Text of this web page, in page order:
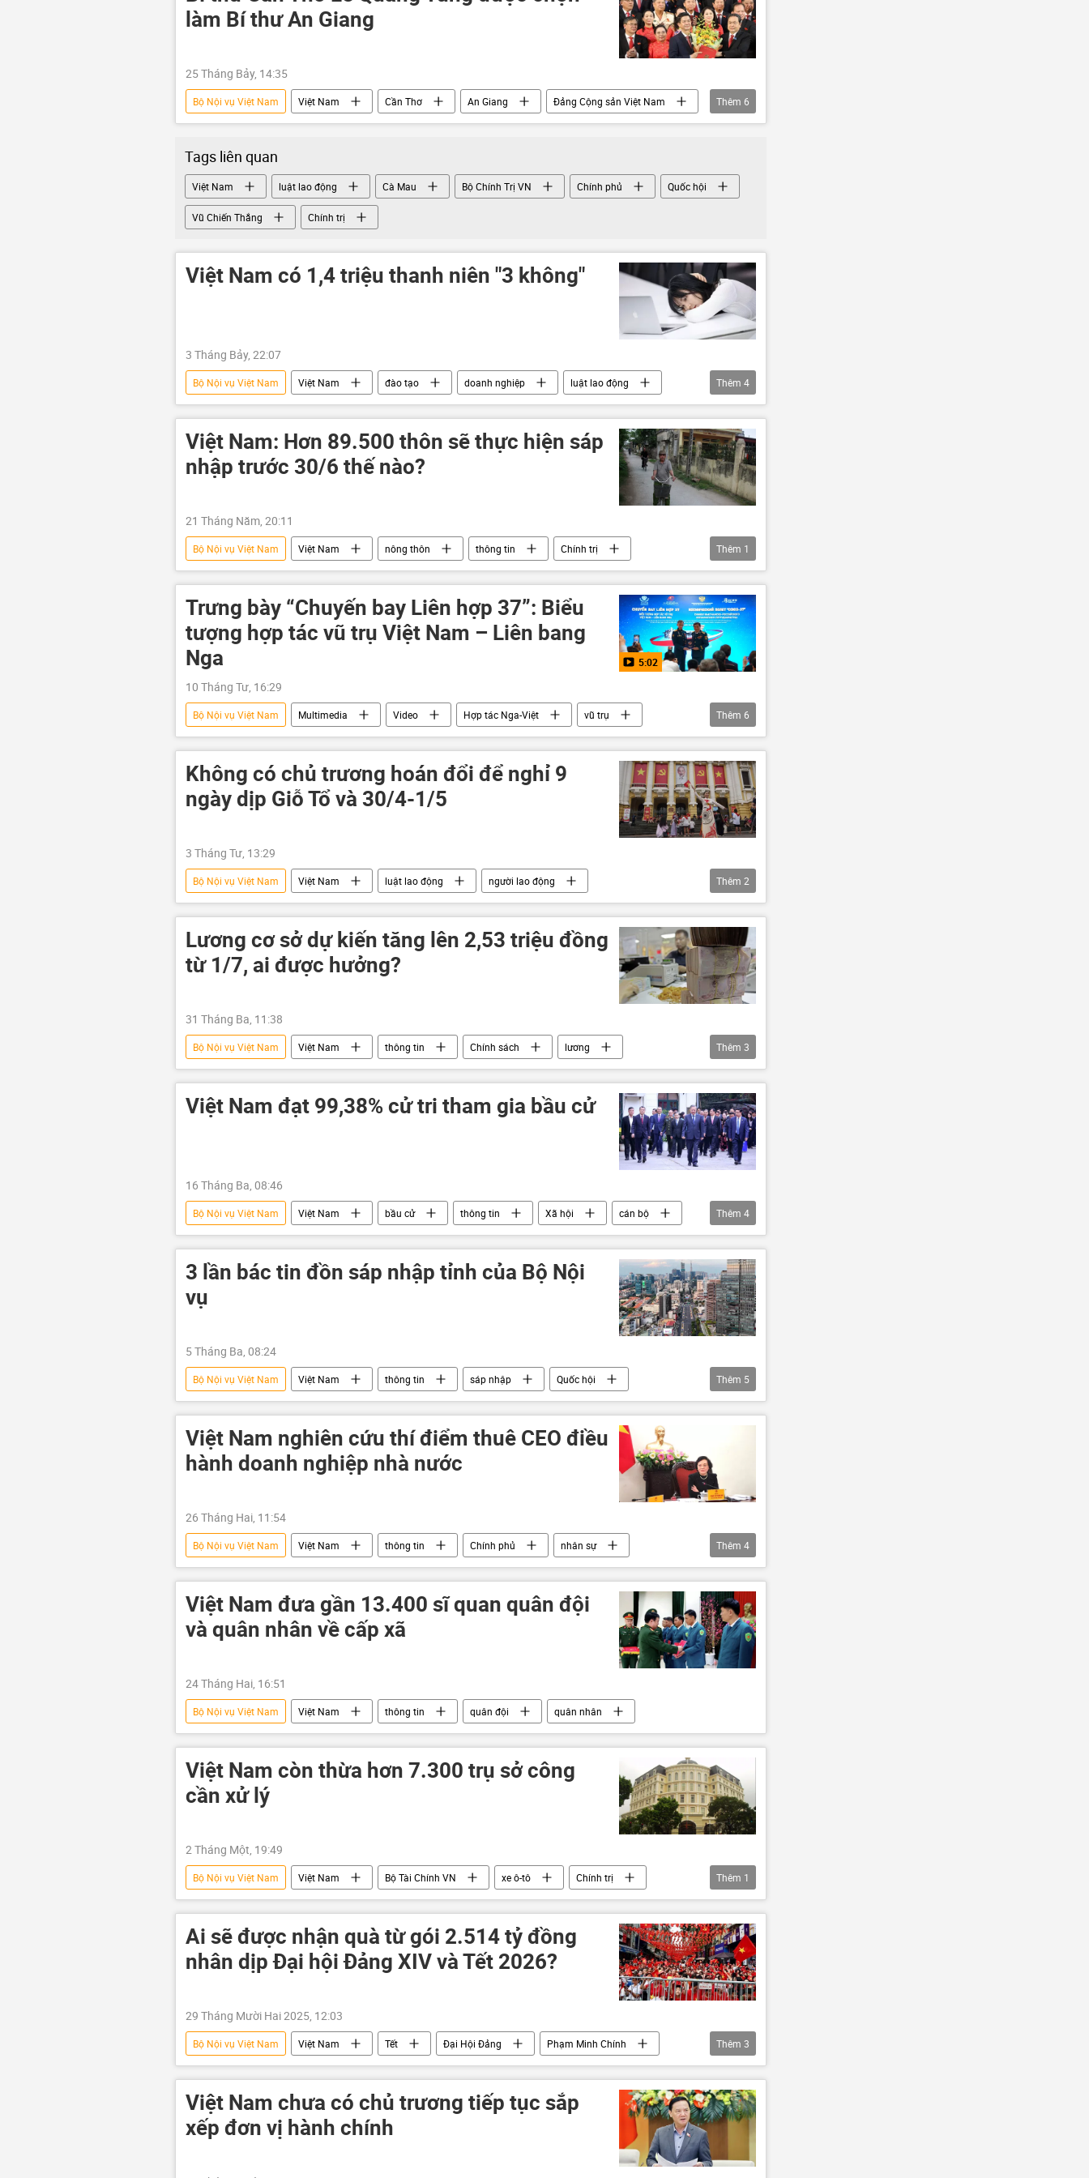
làm Bí thư An Giang
25 Tháng Bảy, 14:35
Bộ Nội vụ Việt Nam Việt Nam Cần Thơ An Giang
Đảng Cộng sản Việt Nam
Hà Tĩnh
Quảng Ninh Bộ Văn hóa Thể thao và Du lịch
Quảng Trị
Quốc hội Việt Nam
Thêm 6
Tags liên quan
Việt Nam luật lao động Cà Mau Bộ Chính Trị VN Chính phủ Quốc hội
Vũ Chiến Thắng Chính trị
Việt Nam có 1,4 triệu thanh niên "3 không"
3 Tháng Bảy, 22:07
Bộ Nội vụ Việt Nam Việt Nam đào tạo doanh nghiệp
luật lao động
Xã hội
Công nghiệp Chính sách thủy sản
Thêm 4
Việt Nam: Hơn 89.500 thôn sẽ thực hiện sáp
nhập trước 30/6 thế nào?
21 Tháng Năm, 20:11
Bộ Nội vụ Việt Nam Việt Nam nông thôn thông tin
Chính trị
sáp nhập
Thêm 1
Trưng bày “Chuyến bay Liên hợp 37”: Biểu
tượng hợp tác vũ trụ Việt Nam – Liên bang
Nga
5:02
10 Tháng Tư, 16:29
Bộ Nội vụ Việt Nam Multimedia Video Hợp tác Nga-Việt
vũ trụ
Yuri Gagarin
Phạm Tuân hàng không Soyuz-37
Việt Nam
Liên bang Nga
Thêm 6
Không có chủ trương hoán đổi để nghỉ 9
ngày dịp Giỗ Tổ và 30/4-1/5
3 Tháng Tư, 13:29
Bộ Nội vụ Việt Nam Việt Nam luật lao động
người lao động
năng suất lao động
Bộ Văn hóa Thể thao và Du lịch
Thêm 2
Lương cơ sở dự kiến tăng lên 2,53 triệu đồng
từ 1/7, ai được hưởng?
31 Tháng Ba, 11:38
Bộ Nội vụ Việt Nam Việt Nam thông tin Chính sách
lương
trả lương
tăng lương lương hưu Chính phủ
Thêm 3
Việt Nam đạt 99,38% cử tri tham gia bầu cử
16 Tháng Ba, 08:46
Bộ Nội vụ Việt Nam Việt Nam bầu cử thông tin Xã hội
cán bộ
bổ nhiệm
tuyển chọn, bổ nhiệm Quốc hội Đảng Cộng sản Việt Nam
Thêm 4
3 lần bác tin đồn sáp nhập tỉnh của Bộ Nội
vụ
5 Tháng Ba, 08:24
Bộ Nội vụ Việt Nam Việt Nam thông tin sáp nhập
Quốc hội
Quốc hội Việt Nam
Xã hội Tin tức tin đồn mạng xã hội
Thêm 5
Việt Nam nghiên cứu thí điểm thuê CEO điều
hành doanh nghiệp nhà nước
26 Tháng Hai, 11:54
Bộ Nội vụ Việt Nam Việt Nam thông tin Chính phủ
nhân sự
quản lý cán bộ
doanh nghiệp Kinh doanh doanh nhân
Thêm 4
Việt Nam đưa gần 13.400 sĩ quan quân đội
và quân nhân về cấp xã
24 Tháng Hai, 16:51
Bộ Nội vụ Việt Nam Việt Nam thông tin quân đội quân nhân
Việt Nam còn thừa hơn 7.300 trụ sở công
cần xử lý
2 Tháng Một, 19:49
Bộ Nội vụ Việt Nam Việt Nam Bộ Tài Chính VN xe ô-tô
Chính trị
đất
quản lý đất đai
Thêm 1
Ai sẽ được nhận quà từ gói 2.514 tỷ đồng
nhân dịp Đại hội Đảng XIV và Tết 2026?
29 Tháng Mười Hai 2025, 12:03
Bộ Nội vụ Việt Nam Việt Nam Tết Đại Hội Đảng
Phạm Minh Chính
tặng quà
Bộ Tài Chính VN Bộ Y Tế Việt Nam
Thêm 3
Việt Nam chưa có chủ trương tiếp tục sắp
xếp đơn vị hành chính